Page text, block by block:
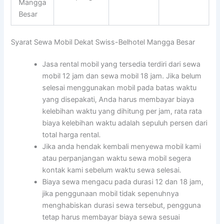
Mangga
Besar
Syarat Sewa Mobil Dekat Swiss-Belhotel Mangga Besar
Jasa rental mobil yang tersedia terdiri dari sewa
mobil 12 jam dan sewa mobil 18 jam. Jika belum
selesai menggunakan mobil pada batas waktu
yang disepakati, Anda harus membayar biaya
kelebihan waktu yang dihitung per jam, rata rata
biaya kelebihan waktu adalah sepuluh persen dari
total harga rental.
Jika anda hendak kembali menyewa mobil kami
atau perpanjangan waktu sewa mobil segera
kontak kami sebelum waktu sewa selesai.
Biaya sewa mengacu pada durasi 12 dan 18 jam,
jika penggunaan mobil tidak sepenuhnya
menghabiskan durasi sewa tersebut, pengguna
tetap harus membayar biaya sewa sesuai